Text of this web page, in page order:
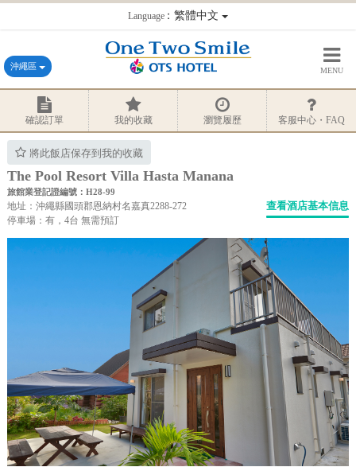
Language：繁體中文
沖繩區 MENU
確認訂單 我的收藏 瀏覽履歷 客服中心・FAQ
將此飯店保存到我的收藏
The Pool Resort Villa Hasta Manana
旅館業登記證編號：H28-99
地址：沖繩縣國頭郡恩納村名嘉真2288-272
停車場：有，4台 無需預訂
查看酒店基本信息